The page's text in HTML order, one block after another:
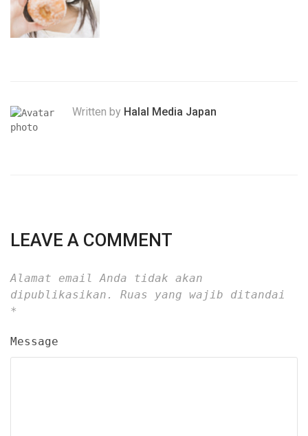
Written by Halal Media Japan
LEAVE A COMMENT
Alamat email Anda tidak akan
dipublikasikan.
Ruas yang wajib ditandai
*
Message